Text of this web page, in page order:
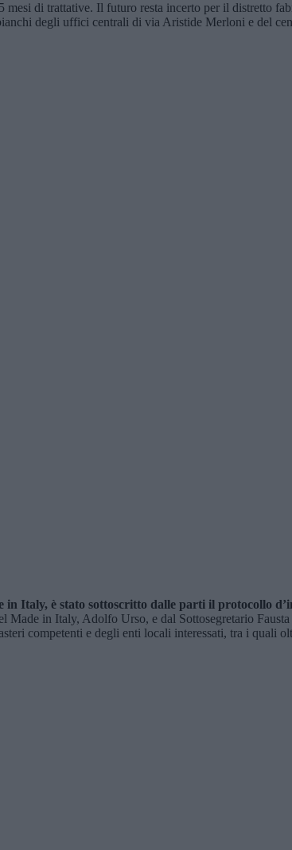
di trattative. Il futuro resta incerto per il distretto
degli uffici centrali di via Aristide Merloni e del
Italy, è stato sottoscritto dalle parti il protocollo
Made in Italy, Adolfo Urso, e dal Sottosegretario
competenti e degli enti locali interessati, tra i quali